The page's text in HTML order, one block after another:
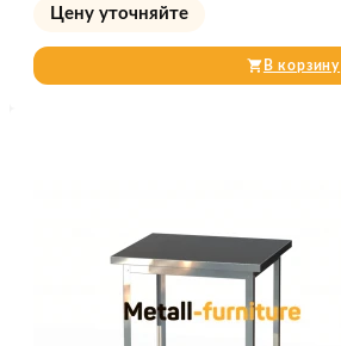
Цену уточняйте
В корзину